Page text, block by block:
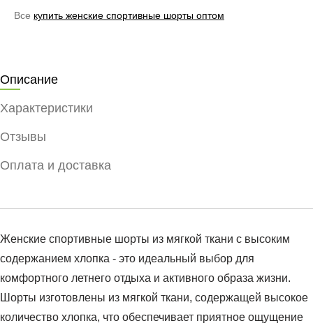
Все купить женские спортивные шорты оптом
Описание
Характеристики
Отзывы
Оплата и доставка
Женские спортивные шорты из мягкой ткани с высоким
содержанием хлопка - это идеальный выбор для
комфортного летнего отдыха и активного образа жизни.
Шорты изготовлены из мягкой ткани, содержащей высокое
количество хлопка, что обеспечивает приятное ощущение